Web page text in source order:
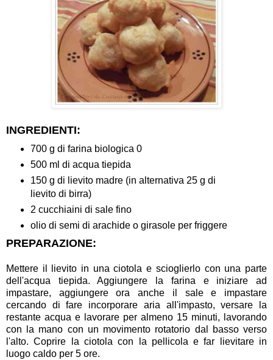
INGREDIENTI:
700 g di farina biologica 0
500 ml di acqua tiepida
150 g di lievito madre (in alternativa 25 g di
lievito di birra)
2 cucchiaini di sale fino
olio di semi di arachide o girasole per friggere
PREPARAZIONE:
Mettere il lievito in una ciotola e scioglierlo con una parte
dell'acqua tiepida. Aggiungere la farina e iniziare ad
impastare, aggiungere ora anche il sale e impastare
cercando di fare incorporare aria all'impasto, versare la
restante acqua e lavorare per almeno 15 minuti, lavorando
con la mano con un movimento rotatorio dal basso verso
l'alto. Coprire la ciotola con la pellicola e far lievitare in
luogo caldo per 5 ore.